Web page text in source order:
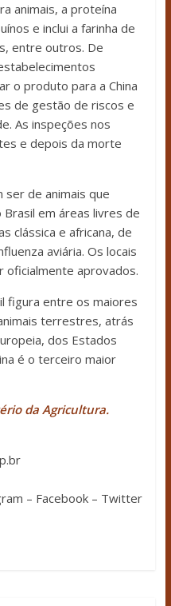
animais, a proteína
e inclui a farinha de
entre outros. De
o produto para a China
de gestão de riscos e
As inspeções nos
e depois da morte
ser de animais que
em áreas livres de
clássica e africana, de
aviária. Os locais
aprovados.
figura entre os maiores
terrestres, atrás
dos Estados
é o terceiro maior
da Agricultura.
– Facebook – Twitter